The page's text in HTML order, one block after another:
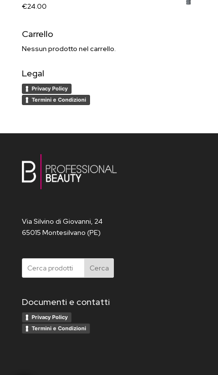
€24.00
Carrello
Nessun prodotto nel carrello.
Legal
Privacy Policy
Termini e Condizioni
Via Silvino di Giovanni, 24
65015 Montesilvano (PE)
Cerca
Documenti e contatti
Privacy Policy
Termini e Condizioni